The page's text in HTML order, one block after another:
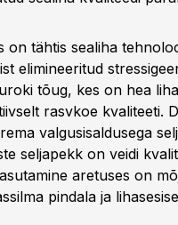
on tähtis sealiha
elimineeritud
tõug, kes on hea
rasvkoe kvaliteeti.
valgusisaldusega
seljapekk on veidi
aretuses on
pindala ja